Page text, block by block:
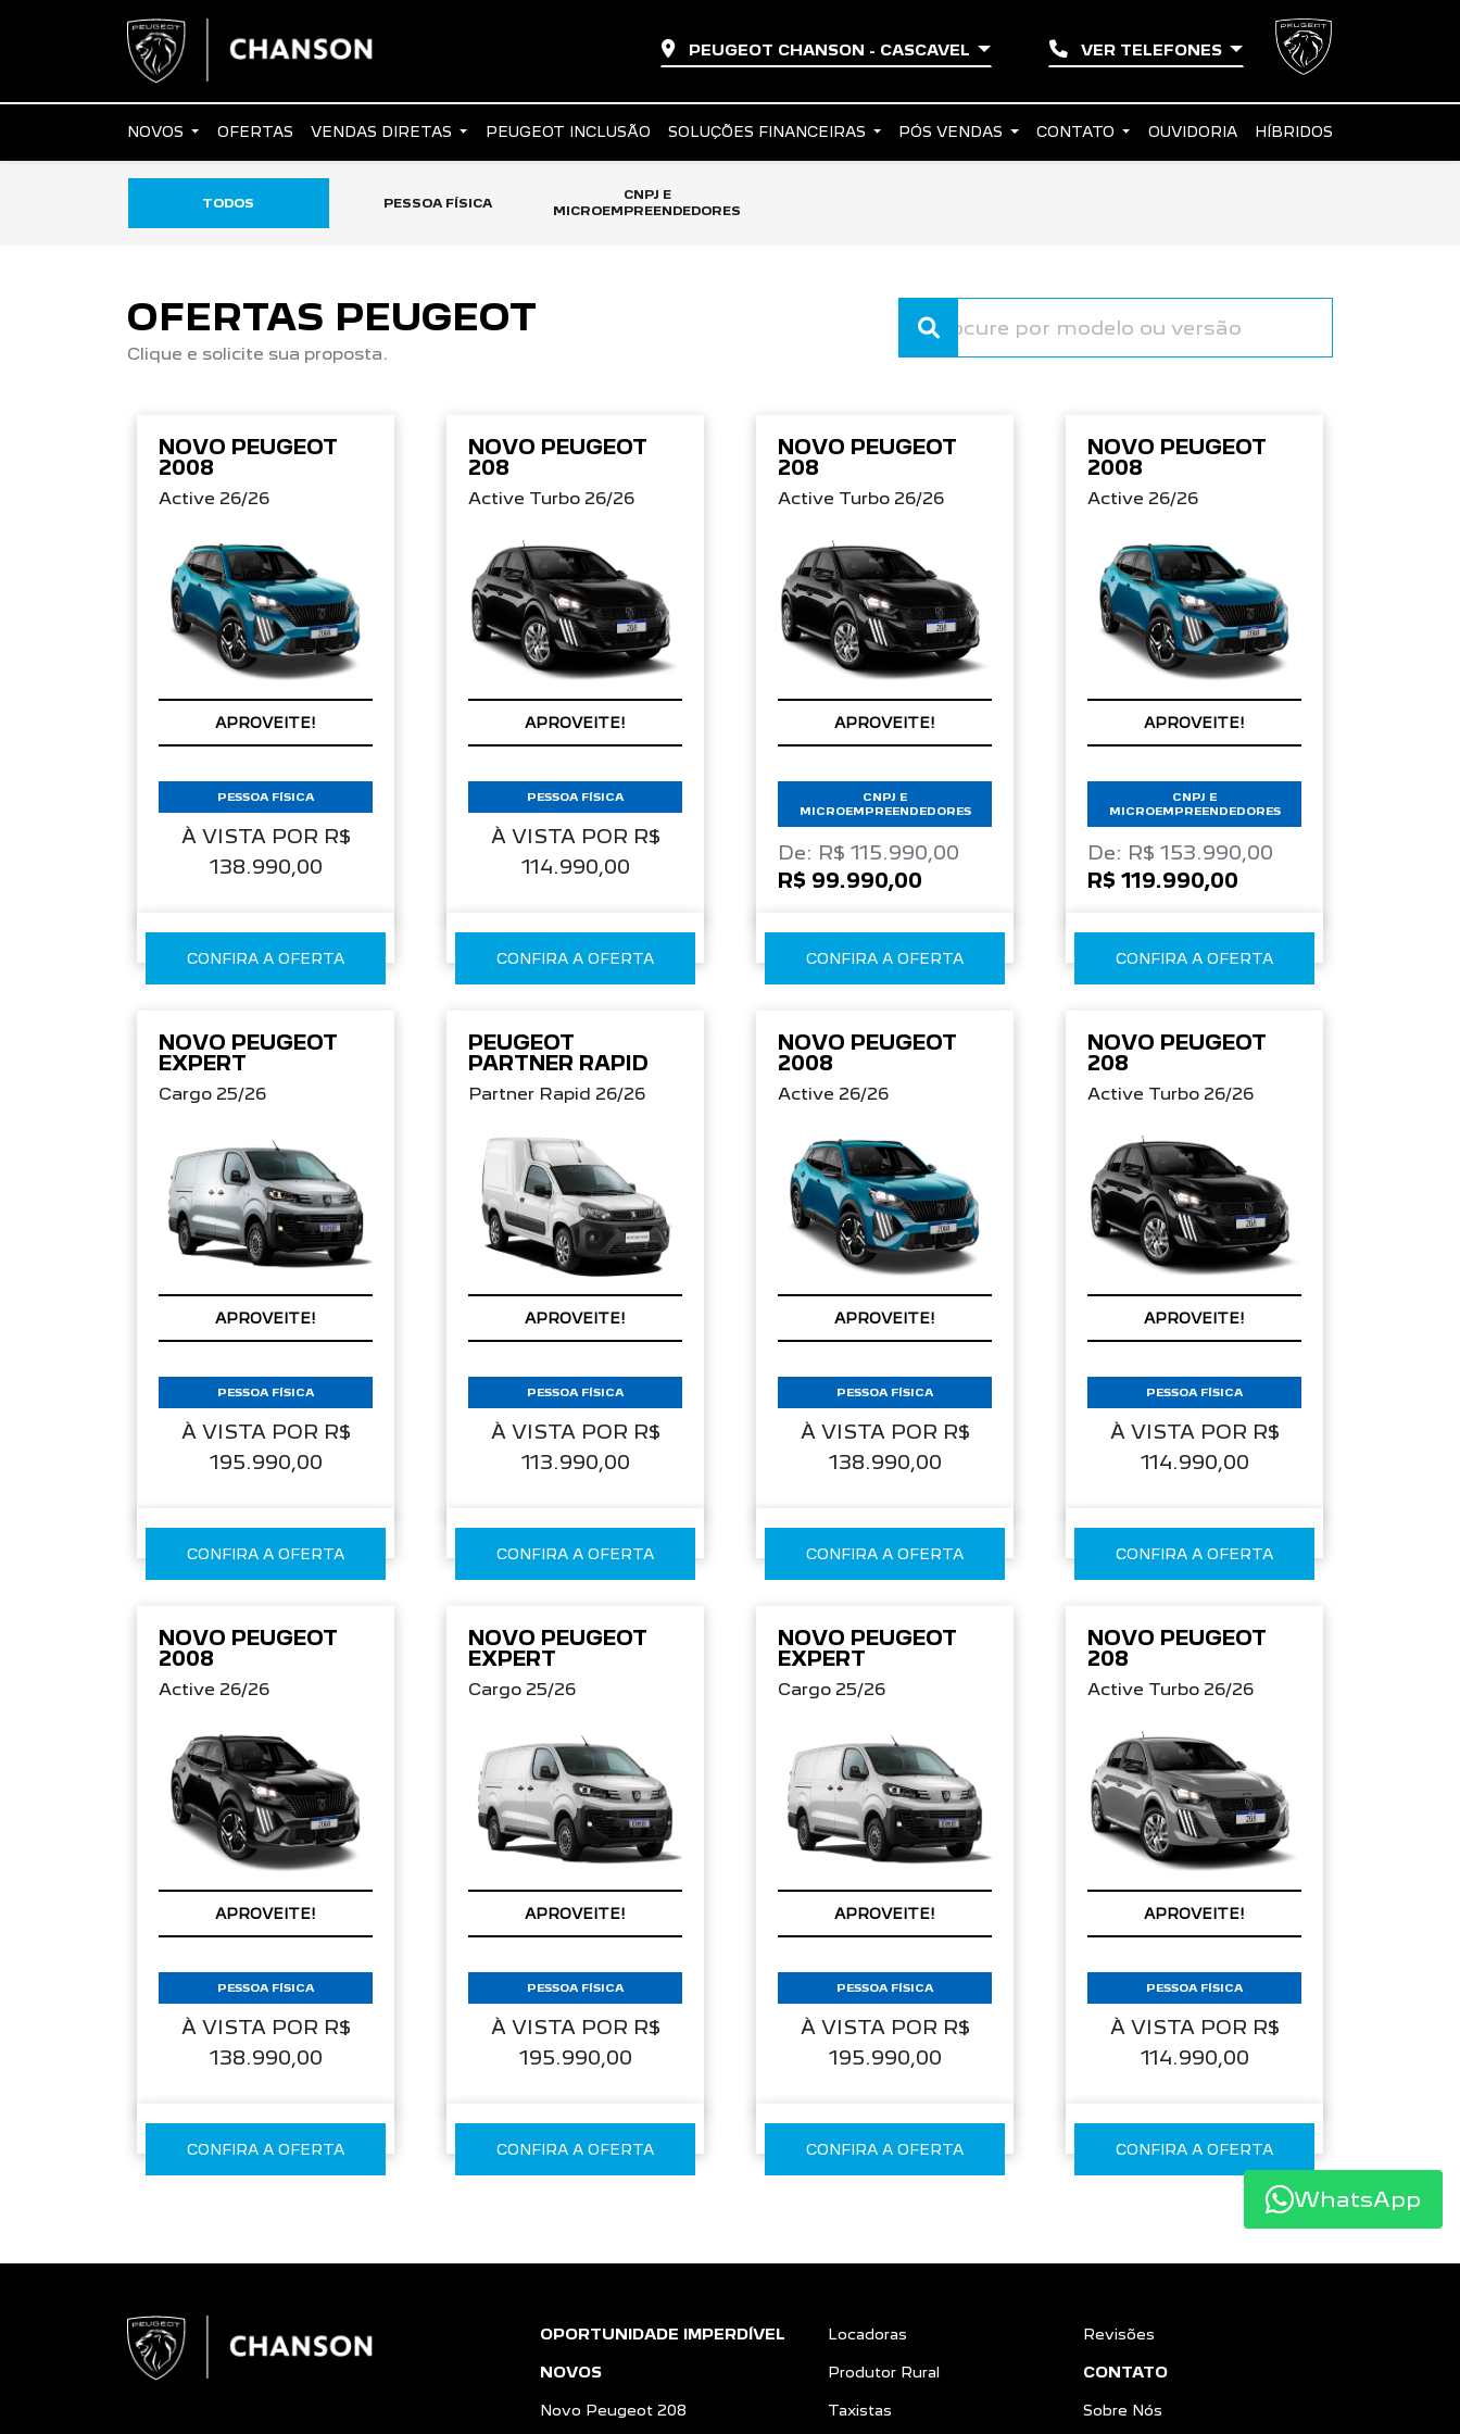
PEUGEOT CHANSON - CASCAVEL VER TELEFONES
NOVOS OFERTAS VENDAS DIRETAS PEUGEOT INCLUSÃO SOLUÇÕES FINANCEIRAS PÓS VENDAS CONTATO OUVIDORIA HÍBRIDOS
TODOS PESSOA FÍSICA
CNPJ E
MICROEMPREENDEDORES
OFERTAS PEUGEOT
Clique e solicite sua proposta.
NOVO PEUGEOT
2008
Active 26/26
APROVEITE!
À VISTA POR R$
138.990,00
PESSOA FÍSICA
CONFIRA A OFERTA
NOVO PEUGEOT
208
Active Turbo 26/26
APROVEITE!
À VISTA POR R$
114.990,00
PESSOA FÍSICA
CONFIRA A OFERTA
NOVO PEUGEOT
208
Active Turbo 26/26
APROVEITE!
CNPJ E
MICROEMPREENDEDORES
De: R$ 115.990,00
R$ 99.990,00
CONFIRA A OFERTA
NOVO PEUGEOT
2008
Active 26/26
APROVEITE!
CNPJ E
MICROEMPREENDEDORES
De: R$ 153.990,00
R$ 119.990,00
CONFIRA A OFERTA
NOVO PEUGEOT
EXPERT
Cargo 25/26
APROVEITE!
À VISTA POR R$
195.990,00
PESSOA FÍSICA
CONFIRA A OFERTA
PEUGEOT
PARTNER RAPID
Partner Rapid 26/26
APROVEITE!
À VISTA POR R$
113.990,00
PESSOA FÍSICA
CONFIRA A OFERTA
NOVO PEUGEOT
2008
Active 26/26
APROVEITE!
À VISTA POR R$
138.990,00
PESSOA FÍSICA
CONFIRA A OFERTA
NOVO PEUGEOT
208
Active Turbo 26/26
APROVEITE!
À VISTA POR R$
114.990,00
PESSOA FÍSICA
CONFIRA A OFERTA
NOVO PEUGEOT
2008
Active 26/26
APROVEITE!
À VISTA POR R$
138.990,00
PESSOA FÍSICA
CONFIRA A OFERTA
NOVO PEUGEOT
EXPERT
Cargo 25/26
APROVEITE!
À VISTA POR R$
195.990,00
PESSOA FÍSICA
CONFIRA A OFERTA
NOVO PEUGEOT
EXPERT
Cargo 25/26
APROVEITE!
À VISTA POR R$
195.990,00
PESSOA FÍSICA
CONFIRA A OFERTA
NOVO PEUGEOT
208
Active Turbo 26/26
APROVEITE!
À VISTA POR R$
114.990,00
PESSOA FÍSICA
CONFIRA A OFERTA
OPORTUNIDADE IMPERDÍVEL
NOVOS
Novo Peugeot 208
Locadoras
Produtor Rural
Taxistas
Revisões
CONTATO
Sobre Nós
WhatsApp